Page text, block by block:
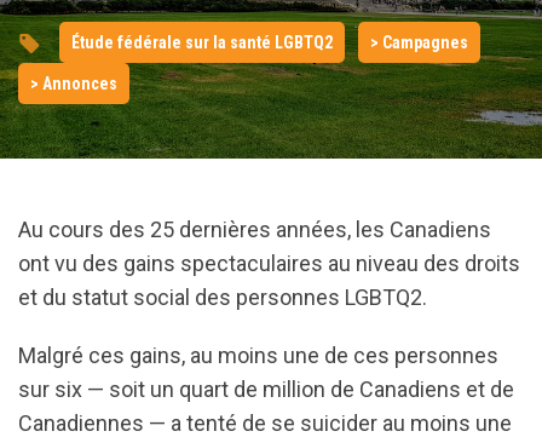
Étude fédérale sur la santé LGBTQ2 > Campagnes
> Annonces
Au cours des 25 dernières années, les Canadiens
ont vu des gains spectaculaires au niveau des droits
et du statut social des personnes LGBTQ2.
Malgré ces gains, au moins une de ces personnes
sur six — soit un quart de million de Canadiens et de
Canadiennes — a tenté de se suicider au moins une